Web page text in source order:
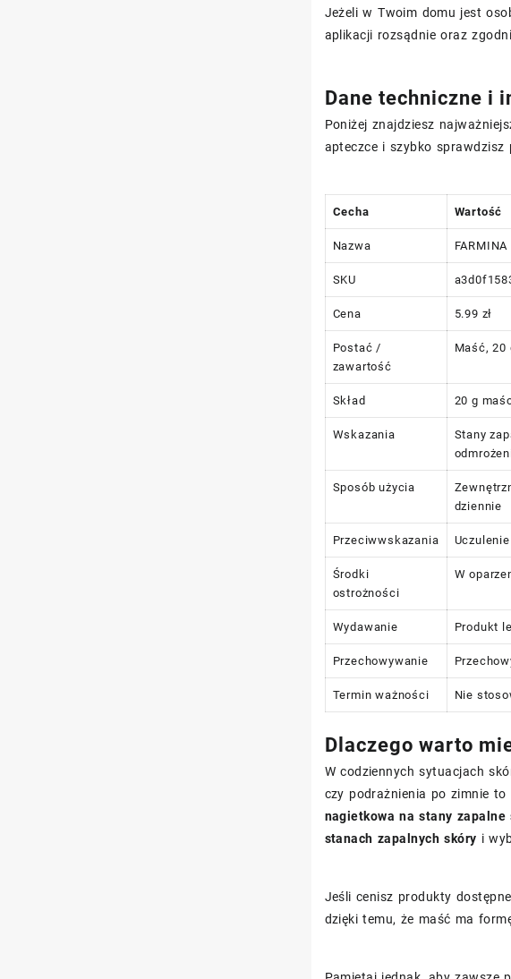
Jeżeli w Twoim domu jest
aplikacji rozsądnie oraz
Dane techniczne i
Poniżej znajdziesz
apteczce i szybko sprawdzisz
Cecha Wartość
Nazwa
SKU
Cena 5.99 zł
Postać /
zawartość
Maść, 20
Skład 20 g
Wskazania
Stany
Sposób użycia
dziennie
Przeciwwskazania
Środki
ostrożności
W
Wydawanie Produkt
Przechowywanie
Termin ważności Nie
Dlaczego warto
W codziennych sytuacjach
czy podrażnienia po zimnie
nagietkowa na stany zapalne
stanach zapalnych skóry i
Jeśli cenisz produkty
dzięki temu, że maść ma